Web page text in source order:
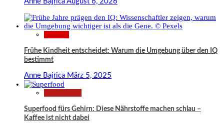
Frühe Kindheit entscheidet: Warum die Umgebung über den IQ
bestimmt
Anne Bajrica März 5, 2025
Superfood fürs Gehirn: Diese Nährstoffe machen schlau –
Kaffee ist nicht dabei